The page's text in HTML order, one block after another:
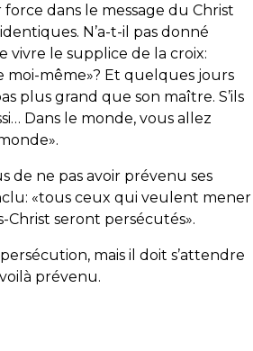
dans le message du Christ
N’a-t-il pas donné
vivre le supplice de la croix:
moi-même»? Et quelques jours
plus grand que son maître. S’ils
Dans le monde, vous allez
».
de ne pas avoir prévenu ses
«tous ceux qui veulent mener
Christ seront persécutés».
mais il doit s’attendre
prévenu.